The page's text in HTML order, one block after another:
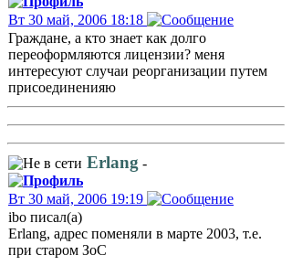
Вт 30 май, 2006 18:18
Граждане, а кто знает как долго
переоформляются лицензии? меня
интересуют случаи реорганизации путем
присоединенияю
Erlang -
Вт 30 май, 2006 19:19
ibo писал(а)
Erlang, адрес поменяли в марте 2003, т.е.
при старом ЗоС